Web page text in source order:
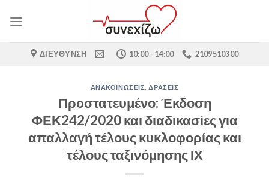
ΔΙΕΎΘΥΝΣΗ 10:00 - 14:00 2109510300
ΑΝΑΚΟΙΝΏΣΕΙΣ ,ΔΡΆΣΕΙΣ
Πρoστατευμένο: Έκδοση
ΦΕΚ242/2020 και διαδικασίες για
απαλλαγή τέλους κυκλοφορίας και
τέλους ταξινόμησης ΙΧ